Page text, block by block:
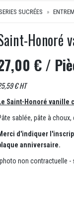
SUCRÉES
Honoré
€/
€ HT
Saint-Honoré vanille
sablée, pâte à
d'indiquer
anniversaire.
non contractuelle -